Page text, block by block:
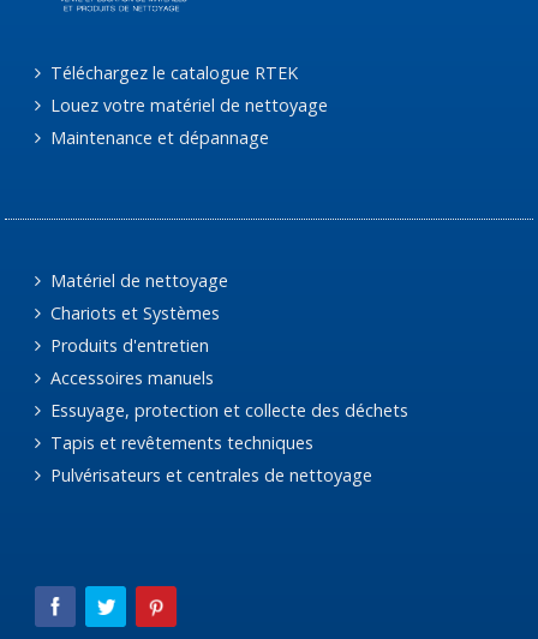
Téléchargez le catalogue RTEK
Louez votre matériel de nettoyage
Maintenance et dépannage
Matériel de nettoyage
Chariots et Systèmes
Produits d'entretien
Accessoires manuels
Essuyage, protection et collecte des déchets
Tapis et revêtements techniques
Pulvérisateurs et centrales de nettoyage